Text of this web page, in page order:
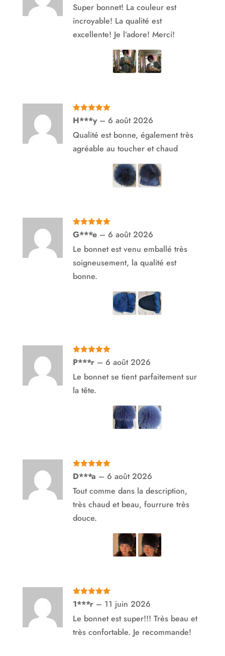
Super bonnet! La couleur est
incroyable! La qualité est
excellente! Je l’adore! Merci!
Note5sur
5H***y – 6 août 2026
Qualité est bonne, également très
agréable au toucher et chaud
Note5sur
5
G***e – 6 août 2026
Le bonnet est venu emballé très
soigneusement, la qualité est
bonne.
Note5sur
5P***r – 6 août 2026
Le bonnet se tient parfaitement sur
la tête.
Note5sur
5
D***a – 6 août 2026
Tout comme dans la description,
très chaud et beau, fourrure très
douce.
Note5 sur
5
1***r – 11 juin 2026
Le bonnet est super!!! Très beau et
très confortable. Je recommande!